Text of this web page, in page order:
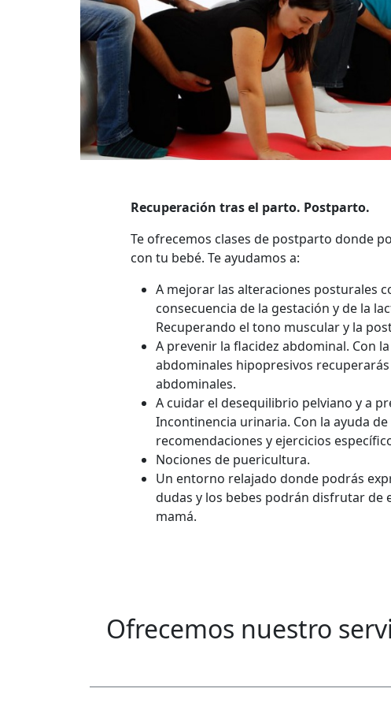
Recuperación tras el parto. Postparto.
Te ofrecemos clases de postparto donde
con tu bebé. Te ayudamos a:
A mejorar las alteraciones posturales
consecuencia de la gestación y de la
Recuperando el tono muscular y la
A prevenir la flacidez abdominal. Con
abdominales hipopresivos
abdominales.
A cuidar el desequilibrio pelviano y a
Incontinencia urinaria. Con la ayuda de
recomendaciones y ejercicios
Nociones de puericultura.
Un entorno relajado donde podrás
dudas y los bebes podrán disfrutar de
mamá.
Ofrecemos nuestro